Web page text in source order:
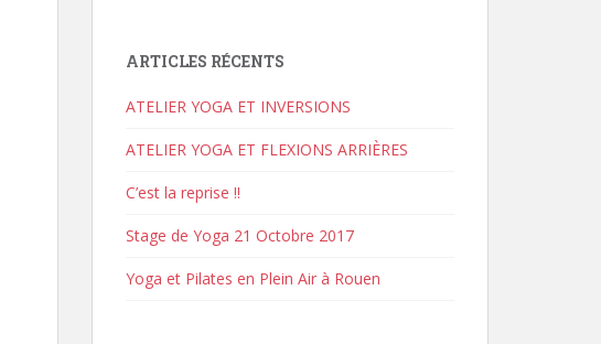
ARTICLES RÉCENTS
ATELIER YOGA ET INVERSIONS
ATELIER YOGA ET FLEXIONS ARRIÈRES
C’est la reprise !!
Stage de Yoga 21 Octobre 2017
Yoga et Pilates en Plein Air à Rouen